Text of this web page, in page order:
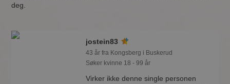
deg.
jostein83
43 år fra Kongsberg i Buskerud
Søker kvinne 18 - 99 år
Virker ikke denne single personen